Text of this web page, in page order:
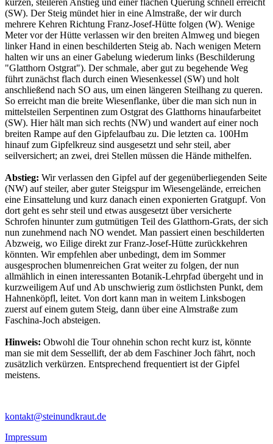
(SW). Der Steig mündet hier in eine Almstraße, der wir durch
mehrere Kehren Richtung Franz-Josef-Hütte folgen (W). Wenige
Meter vor der Hütte verlassen wir den breiten Almweg und biegen
linker Hand in einen beschilderten Steig ab. Nach wenigen Metern
halten wir uns an einer Gabelung wiederum links (Beschilderung
"Glatthorn Ostgrat"). Der schmale, aber gut zu begehende Weg
führt zunächst flach durch einen Wiesenkessel (SW) und holt
anschließend nach SO aus, um einen längeren Steilhang zu queren.
So erreicht man die breite Wiesenflanke, über die man sich nun in
mittelsteilen Serpentinen zum Ostgrat des Glatthorns hinaufarbeitet
(SW). Hier hält man sich rechts (NW) und wandert auf einer noch
breiten Rampe auf den Gipfelaufbau zu. Die letzten ca. 100Hm
hinauf zum Gipfelkreuz sind ausgesetzt und sehr steil, aber
seilversichert; an zwei, drei Stellen müssen die Hände mithelfen.
Abstieg: Wir verlassen den Gipfel auf der gegenüberliegenden Seite
(NW) auf steiler, aber guter Steigspur im Wiesengelände, erreichen
eine Einsattelung und kurz danach einen exponierten Gratgupf. Von
dort geht es sehr steil und etwas ausgesetzt über versicherte
Schrofen hinunter zum gutmütigen Teil des Glatthorn-Grats, der sich
nun zunehmend nach NO wendet. Man passiert einen beschilderten
Abzweig, wo Eilige direkt zur Franz-Josef-Hütte zurückkehren
könnten. Wir empfehlen aber unbedingt, dem im Sommer
ausgesprochen blumenreichen Grat weiter zu folgen, der nun
allmählich in einen interessanten Botanik-Lehrpfad übergeht und in
kurzweiligem Auf und Ab unschwierig zum östlichsten Punkt, dem
Hahnenköpfl, leitet. Von dort kann man in weitem Linksbogen
zuerst auf einem gutem Steig, dann über eine Almstraße zum
Faschina-Joch absteigen.
Hinweis: Obwohl die Tour ohnehin schon recht kurz ist, könnte
man sie mit dem Sessellift, der ab dem Faschiner Joch fährt, noch
zusätzlich verkürzen. Entsprechend frequentiert ist der Gipfel
meistens.
kontakt@steinundkraut.de
Impressum